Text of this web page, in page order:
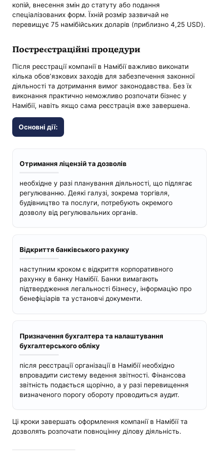
копій, внесення змін до статуту або подання
спеціалізованих форм. Їхній розмір зазвичай не
перевищує 75 намібійських доларів (приблизно 4,25 USD).
Постреєстраційні процедури
Після реєстрації компанії в Намібії важливо виконати
кілька обов’язкових заходів для забезпечення законної
діяльності та дотримання вимог законодавства. Без їх
виконання практично неможливо розпочати бізнес у
Намібії, навіть якщо сама реєстрація вже завершена.
Основні дії:
Отримання ліцензій та дозволів
необхідне у разі планування діяльності, що підлягає
регулюванню. Деякі галузі, зокрема торгівля,
будівництво та послуги, потребують окремого
дозволу від регулювальних органів.
Відкриття банківського рахунку
наступним кроком є відкриття корпоративного
рахунку в банку Намібії. Банки вимагають
підтвердження легальності бізнесу, інформацію про
бенефіціарів та установчі документи.
Призначення бухгалтера та налаштування
бухгалтерського обліку
після реєстрації організації в Намібії необхідно
впровадити систему ведення звітності. Фінансова
звітність подається щорічно, а у разі перевищення
визначеного порогу обороту проводиться аудит.
Ці кроки завершать оформлення компанії в Намібії та
дозволять розпочати повноцінну ділову діяльність.